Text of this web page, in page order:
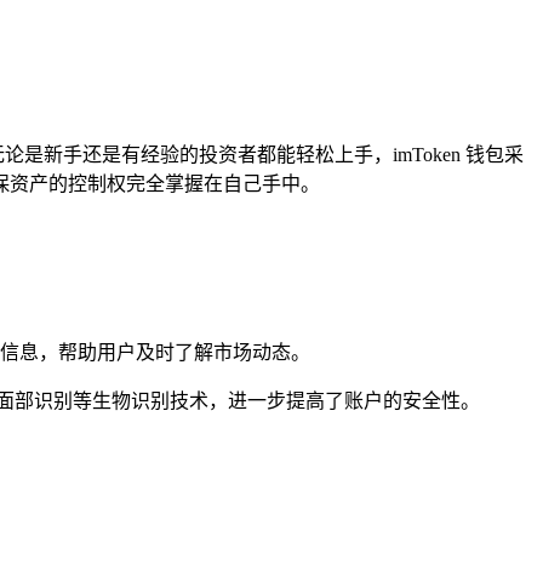
是新手还是有经验的投资者都能轻松上手，imToken 钱包采
产的控制权完全掌握在自己手中。
息，帮助用户及时了解市场动态。
识别等生物识别技术，进一步提高了账户的安全性。